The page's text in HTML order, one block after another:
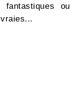
ou